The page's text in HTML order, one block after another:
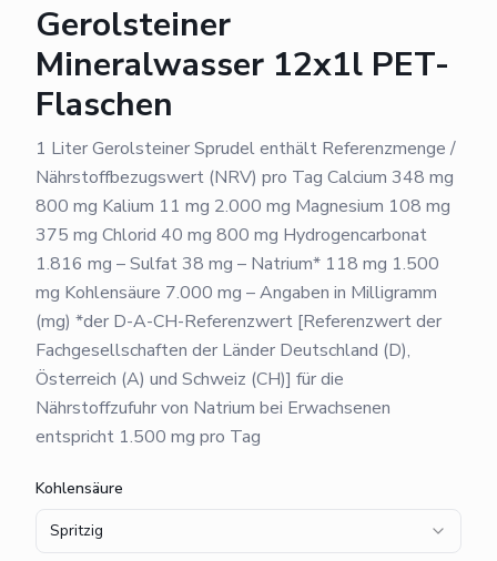
Gerolsteiner
Mineralwasser 12x1l PET-
Flaschen
1 Liter Gerolsteiner Sprudel enthält Referenzmenge /
Nährstoffbezugswert (NRV) pro Tag Calcium 348 mg
800 mg Kalium 11 mg 2.000 mg Magnesium 108 mg
375 mg Chlorid 40 mg 800 mg Hydrogencarbonat
1.816 mg – Sulfat 38 mg – Natrium* 118 mg 1.500
mg Kohlensäure 7.000 mg – Angaben in Milligramm
(mg) *der D-A-CH-Referenzwert [Referenzwert der
Fachgesellschaften der Länder Deutschland (D),
Österreich (A) und Schweiz (CH)] für die
Nährstoffzufuhr von Natrium bei Erwachsenen
entspricht 1.500 mg pro Tag
Kohlensäure
Spritzig